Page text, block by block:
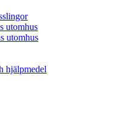
utomhus
utomhus
hjälpmedel